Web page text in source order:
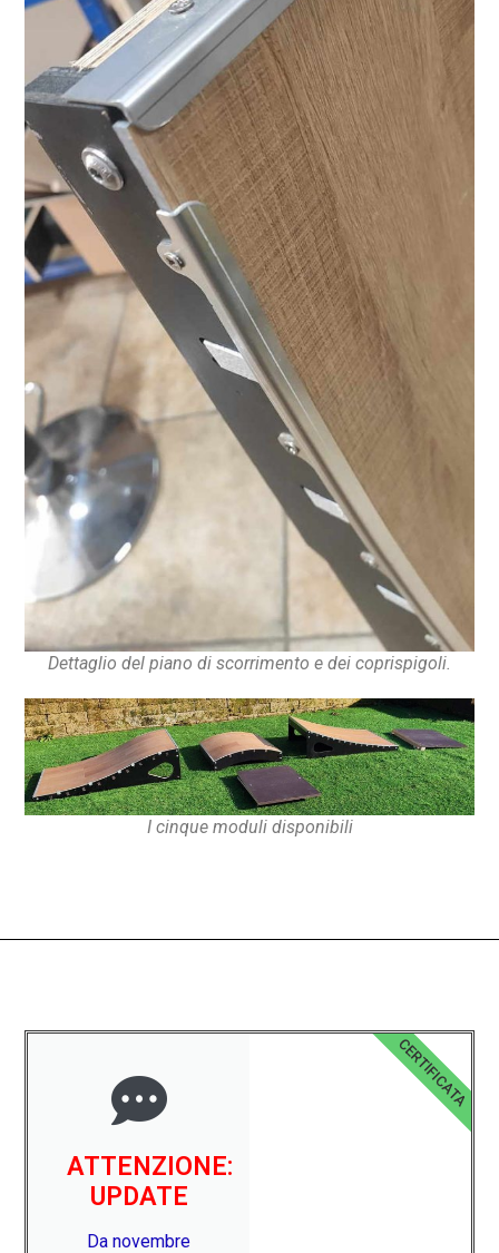
Dettaglio del piano di scorrimento e dei coprispigoli.
I cinque moduli disponibili
ATTENZIONE:
UPDATE
Da novembre
CERTIFICATA